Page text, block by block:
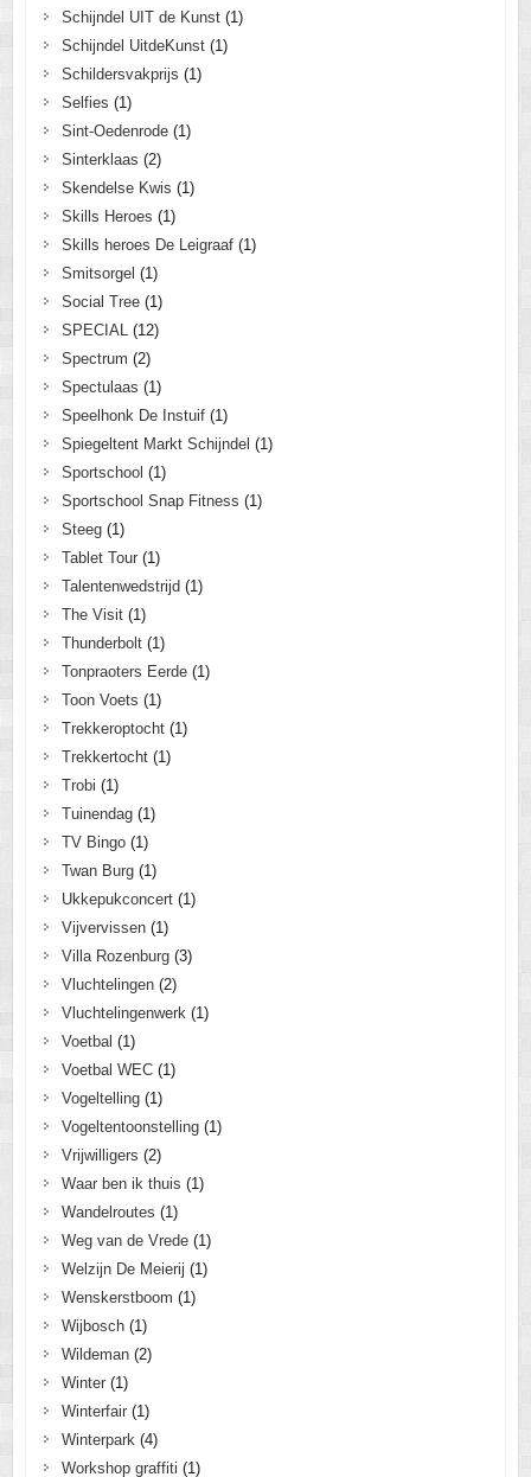
Schijndel UIT de Kunst(1)
Schijndel UitdeKunst(1)
Schildersvakprijs (1)
Selfies (1)
Sint-Oedenrode(1)
Sinterklaas (2)
Skendelse Kwis (1)
Skills Heroes (1)
Skills heroes De Leigraaf(1)
Smitsorgel (1)
Social Tree(1)
SPECIAL(12)
Spectrum (2)
Spectulaas (1)
Speelhonk De Instuif(1)
Spiegeltent Markt Schijndel (1)
Sportschool (1)
Sportschool Snap Fitness (1)
Steeg(1)
Tablet Tour(1)
Talentenwedstrijd (1)
The Visit(1)
Thunderbolt(1)
Tonpraoters Eerde(1)
Toon Voets (1)
Trekkeroptocht(1)
Trekkertocht(1)
Trobi (1)
Tuinendag(1)
TV Bingo(1)
Twan Burg(1)
Ukkepukconcert(1)
Vijvervissen(1)
Villa Rozenburg(3)
Vluchtelingen(2)
Vluchtelingenwerk(1)
Voetbal (1)
Voetbal WEC(1)
Vogeltelling(1)
Vogeltentoonstelling(1)
Vrijwilligers (2)
Waar ben ik thuis (1)
Wandelroutes (1)
Weg van de Vrede(1)
Welzijn De Meierij (1)
Wenskerstboom (1)
Wijbosch(1)
Wildeman(2)
Winter(1)
Winterfair(1)
Winterpark(4)
Workshop graffiti (1)